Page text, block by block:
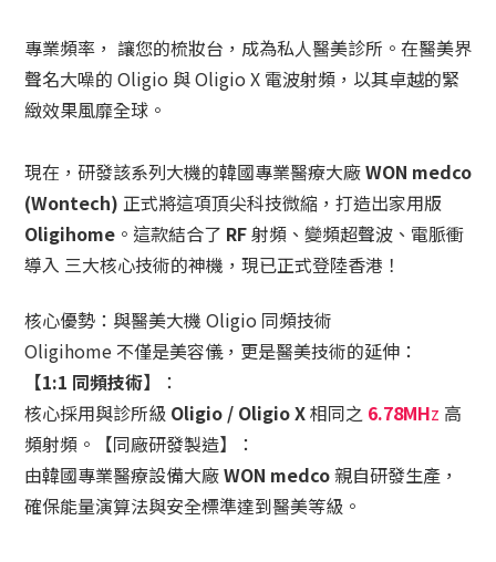
專業頻率， 讓您的梳妝台，成為私人醫美診所。 在醫美界
聲名大噪的 Oligio 與 Oligio X 電波射頻，以其卓越的緊
緻效果風靡全球。
現在，研發該系列大機的韓國專業醫療大廠WON medco
(Wontech) 正式將這項頂尖科技微縮，打造出家用版
Oligihome 。這款結合了 RF射頻、變頻超聲波、電脈衝
導入 三大核心技術的神機，現已正式登陸香港！
核心優勢：與醫美大機 Oligio 同頻技術
Oligihome 不僅是美容儀，更是醫美技術的延伸：
【1:1 同頻技術】
：
核心採用與診所級 Oligio / Oligio X相同之 6.78MHz 高
頻射頻 。 【同廠研發製造】
：
由韓國專業醫療設備大廠WON medco親自研發生產，
確保能量演算法與安全標準達到醫美等級。